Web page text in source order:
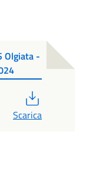
Olgiata -
Scarica